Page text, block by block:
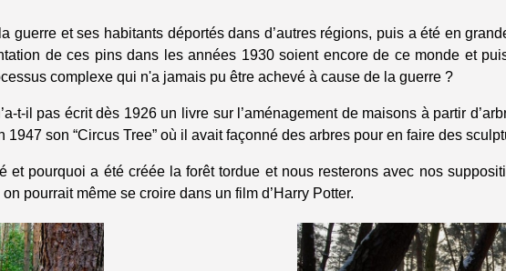
guerre et ses habitants déportés dans d’autres régions, puis a été en
de ces pins dans les années 1930 soient encore de ce monde et
complexe qui n'a jamais pu être achevé à cause de la guerre ?
t-il pas écrit dès 1926 un livre sur l’aménagement de maisons à partir
son “Circus Tree” où il avait façonné des arbres pour en faire des
pourquoi a été créée la forêt tordue et nous resterons avec nos
pourrait même se croire dans un film d’Harry Potter.